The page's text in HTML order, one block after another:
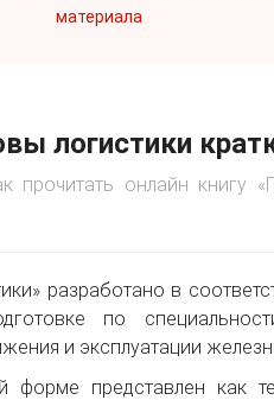
материала
логистики
прочитать онлайн книгу
разработано в
по
и эксплуатации
представлен как